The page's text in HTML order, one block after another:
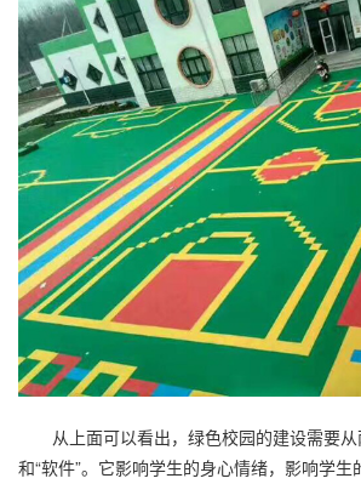
从上面可以看出，绿色校园的建设需要从
和“软件”。它影响学生的身心情绪，影响学